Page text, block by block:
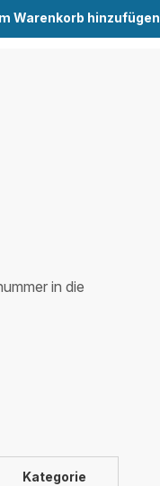
Warenkorb hinzufügen
in die
Kategorie